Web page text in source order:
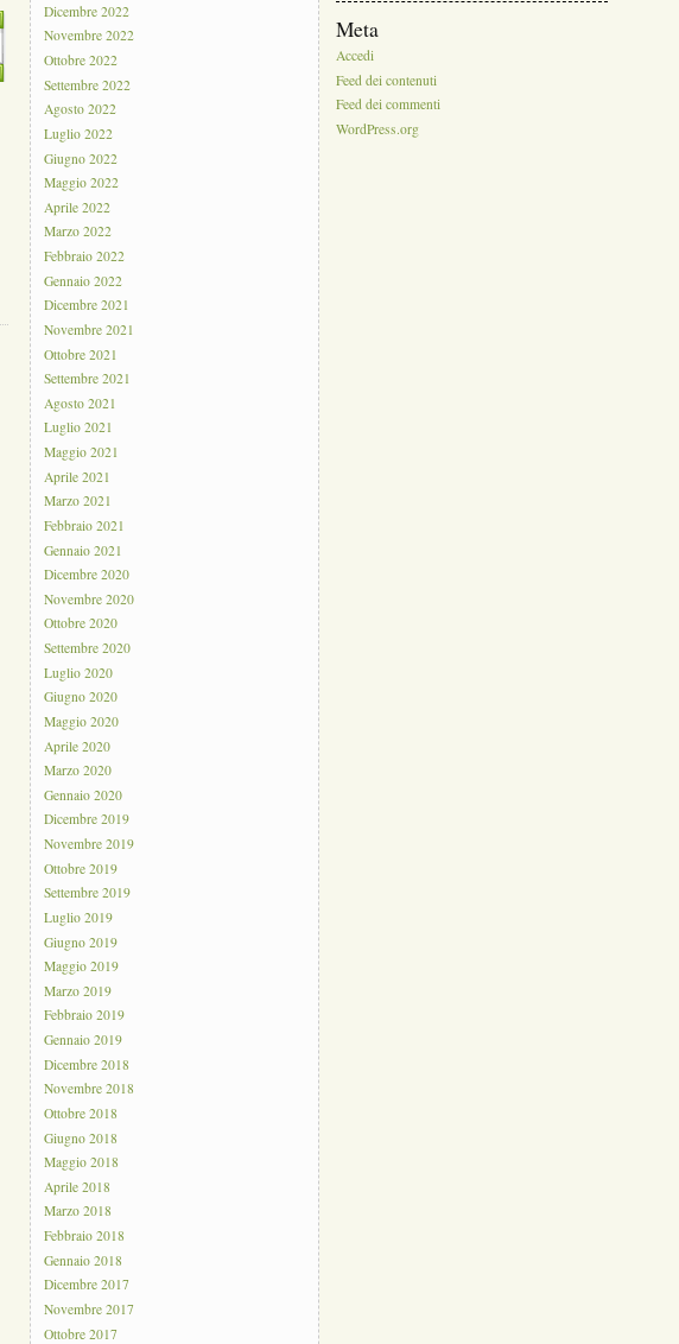
Dicembre 2022
Novembre 2022
Ottobre 2022
Settembre 2022
Agosto 2022
Luglio 2022
Giugno 2022
Maggio 2022
Aprile 2022
Marzo 2022
Febbraio 2022
Gennaio 2022
Dicembre 2021
Novembre 2021
Ottobre 2021
Settembre 2021
Agosto 2021
Luglio 2021
Maggio 2021
Aprile 2021
Marzo 2021
Febbraio 2021
Gennaio 2021
Dicembre 2020
Novembre 2020
Ottobre 2020
Settembre 2020
Luglio 2020
Giugno 2020
Maggio 2020
Aprile 2020
Marzo 2020
Gennaio 2020
Dicembre 2019
Novembre 2019
Ottobre 2019
Settembre 2019
Luglio 2019
Giugno 2019
Maggio 2019
Marzo 2019
Febbraio 2019
Gennaio 2019
Dicembre 2018
Novembre 2018
Ottobre 2018
Giugno 2018
Maggio 2018
Aprile 2018
Marzo 2018
Febbraio 2018
Gennaio 2018
Dicembre 2017
Novembre 2017
Ottobre 2017
Meta
Accedi
Feed dei contenuti
Feed dei commenti
WordPress.org